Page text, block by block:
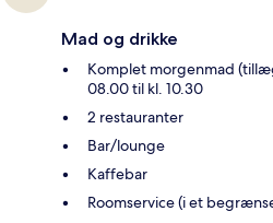
Mad og drikke
Komplet morgenmad
08.00 til kl. 10.30
2 restauranter
Bar/lounge
Kaffebar
Roomservice (i et